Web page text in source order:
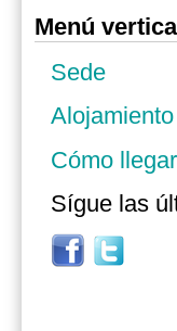
Menú vertical
Sede
Alojamiento
Cómo llegar
Sígue las